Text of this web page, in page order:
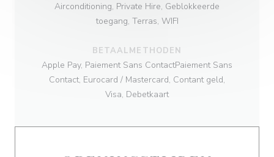
Airconditioning, Private Hire, Geblokkeerde
toegang, Terras, WIFI
BETAALMETHODEN
Apple Pay, Paiement Sans ContactPaiement Sans
Contact, Eurocard / Mastercard, Contant geld,
Visa, Debetkaart